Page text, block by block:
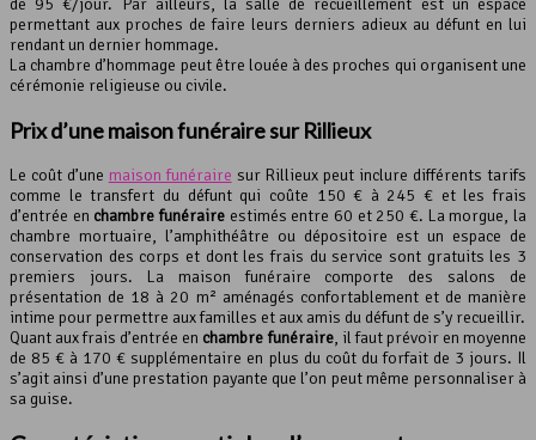
de 95 €/jour. Par ailleurs, la salle de recueillement est un espace
permettant aux proches de faire leurs derniers adieux au défunt en lui
rendant un dernier hommage.
La chambre d’hommage peut être louée à des proches qui organisent une
cérémonie religieuse ou civile.
Prix d’unemaison funérairesur Rillieux
Le coût d’une maison funéraire sur Rillieux peut inclure différents tarifs
comme le transfert du défunt qui coûte 150 € à 245 € et les frais
d’entrée en chambre funéraire estimés entre 60 et 250 €. La morgue, la
chambre mortuaire, l’amphithéâtre ou dépositoire est un espace de
conservation des corps et dont les frais du service sont gratuits les 3
premiers jours. La maison funéraire comporte des salons de
présentation de 18 à 20 m² aménagés confortablement et de manière
intime pour permettre aux familles et aux amis du défunt de s’y recueillir.
Quant aux frais d’entrée en chambre funéraire, il faut prévoir en moyenne
de 85 € à 170 € supplémentaire en plus du coût du forfait de 3 jours. Il
s’agit ainsi d’une prestation payante que l’on peut même personnaliser à
sa guise.